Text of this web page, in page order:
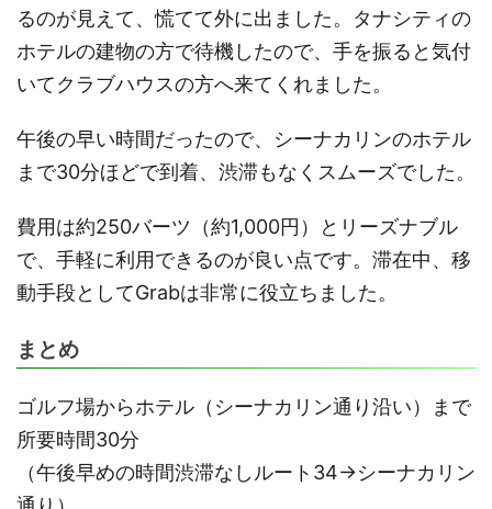
るのが見えて、慌てて外に出ました。タナシティの
ホテルの建物の方で待機したので、手を振ると気付
いてクラブハウスの方へ来てくれました。
午後の早い時間だったので、シーナカリンのホテル
まで30分ほどで到着、渋滞もなくスムーズでした。
費用は約250バーツ（約1,000円）とリーズナブル
で、手軽に利用できるのが良い点です。滞在中、移
動手段としてGrabは非常に役立ちました。
まとめ
ゴルフ場からホテル（シーナカリン通り沿い）まで
所要時間30分
（午後早めの時間渋滞なしルート34→シーナカリン